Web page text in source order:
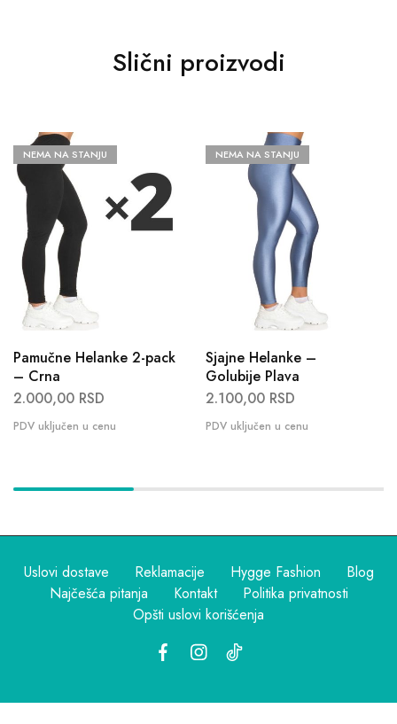
Slični proizvodi
NEMA NA STANJU
Pamučne Helanke 2-pack
– Crna
2.000,00 RSD
NEMA NA STANJU
Sjajne Helanke –
Golubije Plava
2.100,00 RSD
Uslovi dostave Reklamacije Hygge Fashion
Blog
Najčešća pitanja
Kontakt
Politika privatnosti
Opšti uslovi korišćenja